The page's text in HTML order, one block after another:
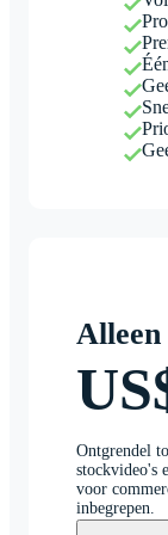
Alleen
Ontgrendel
stockvideo's
voor
inbegrepen.